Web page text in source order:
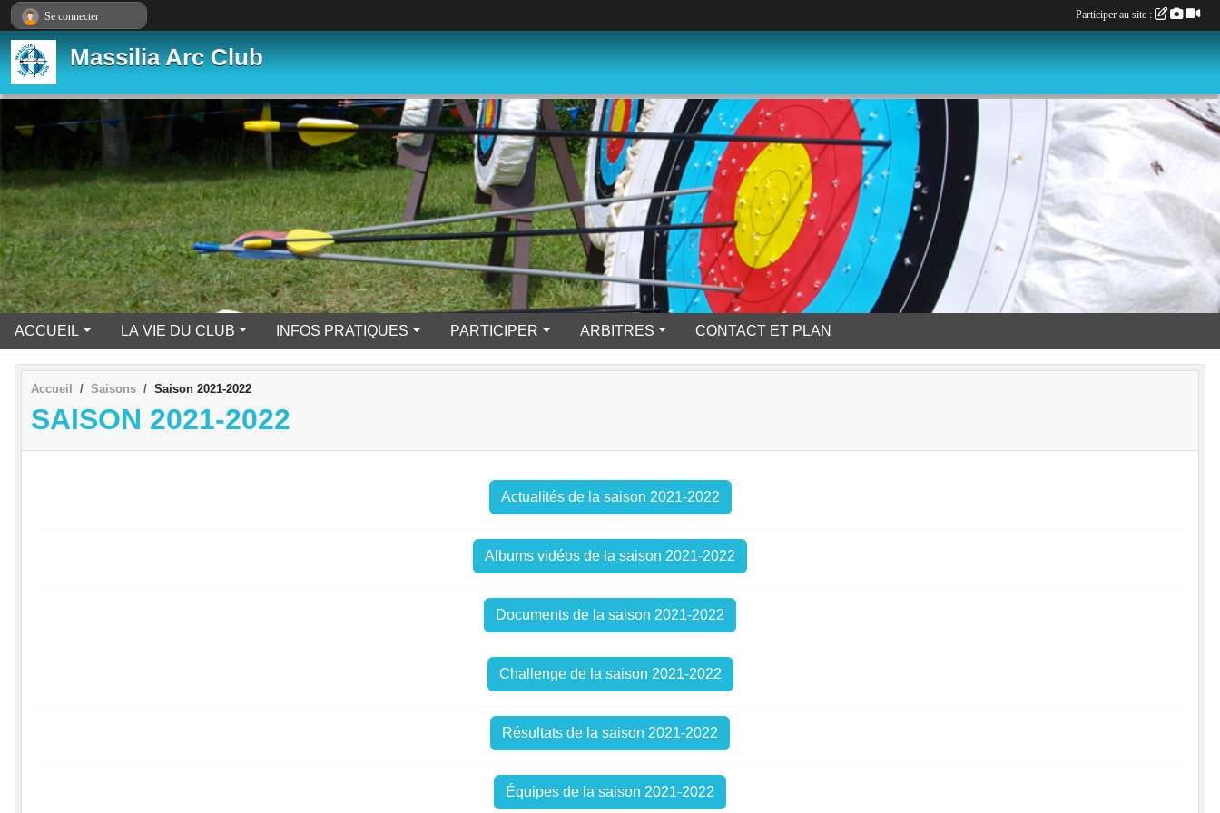
Massilia Arc Club
ACCUEIL LA VIE DU CLUB INFOS PRATIQUES PARTICIPER ARBITRES CONTACT ET PLAN
Accueil Saisons Saison 2021-2022
SAISON 2021-2022
Actualités de la saison 2021-2022
Albums vidéos de la saison 2021-2022
Documents de la saison 2021-2022
Challenge de la saison 2021-2022
Résultats de la saison 2021-2022
Équipes de la saison 2021-2022
Se connecter Participer au site :
Panneau de gestion des cookies